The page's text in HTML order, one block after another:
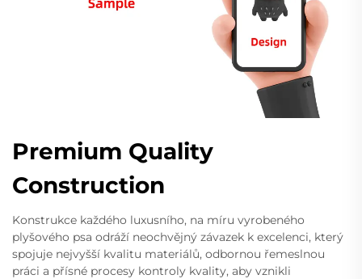
Premium Quality
Construction
Konstrukce každého luxusního, na míru vyrobeného
plyšového psa odráží neochvějný závazek k excelenci, který
spojuje nejvyšší kvalitu materiálů, odbornou řemeslnou
práci a přísné procesy kontroly kvality, aby vznikli